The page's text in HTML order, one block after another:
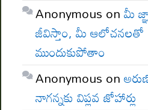
Anonymous onమీ
జీవిస్తాం, మీ ఆలోచనలతో
ముందుకుపోతాం
Anonymous on
నాగన్నకు విప్లవ జోహార్లు